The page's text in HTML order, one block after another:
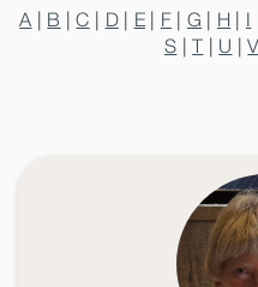
A | B |C | D| E| F | G | H | I
S |T | U |V